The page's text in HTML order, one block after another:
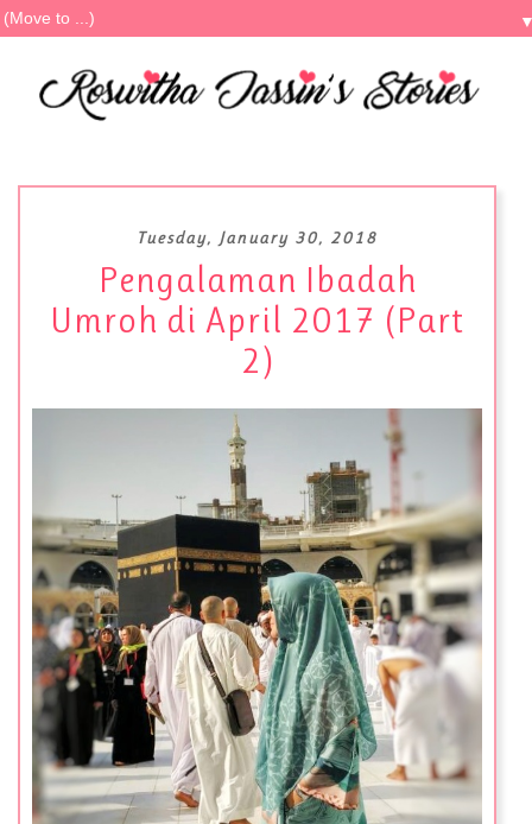
Tuesday, January 30, 2018
Pengalaman Ibadah
Umroh di April 2017 (Part
2)